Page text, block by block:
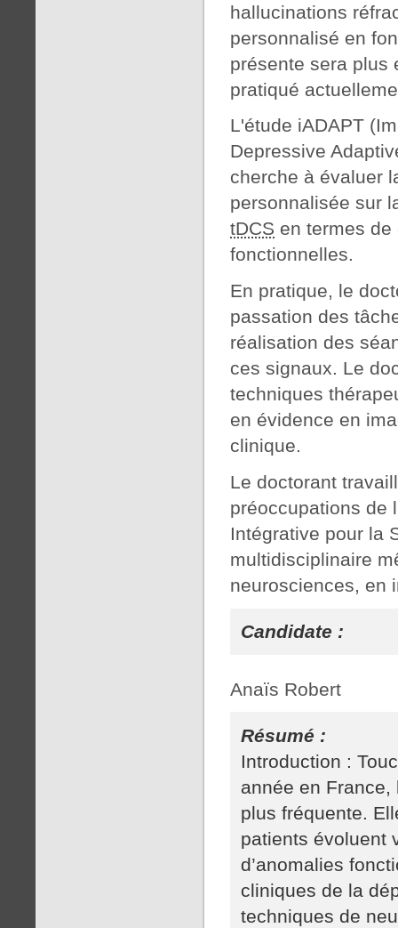
hallucinations
personnalisé en
présente sera plus
pratiqué
L'étude iADAPT
Depressive
cherche à évaluer
personnalisée sur
tDCS en termes
fonctionnelles.
En pratique, le
passation des
réalisation des
ces signaux. Le
techniques
en évidence en
clinique.
Le doctorant
préoccupations de
Intégrative pour la
multidisciplinaire
neurosciences, en
Candidate :
Anaïs Robert
Résumé :
Introduction :
année en
plus fréquente.
patients évoluent
d’anomalies
cliniques de la
techniques de